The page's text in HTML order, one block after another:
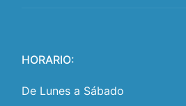
HORARIO:
De Lunes a Sábado